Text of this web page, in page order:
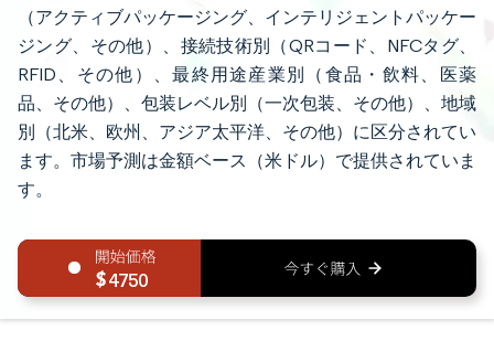
（アクティブパッケージング、インテリジェントパッケー
ジング、その他）、接続技術別（QRコード、NFCタグ、
RFID、その他）、最終用途産業別（食品・飲料、医薬
品、その他）、包装レベル別（一次包装、その他）、地域
別（北米、欧州、アジア太平洋、その他）に区分されてい
ます。市場予測は金額ベース（米ドル）で提供されていま
す。
4750